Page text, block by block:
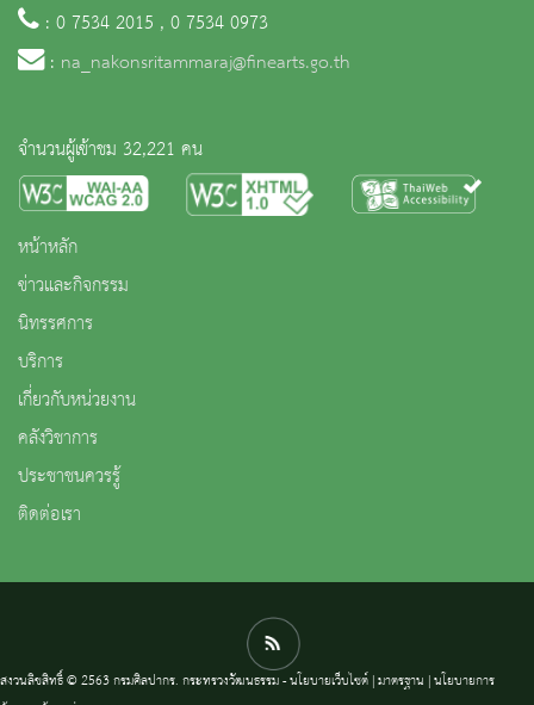
: 0 7534 2015 , 0 7534 0973
: na_nakonsritammaraj@finearts.go.th
จำนวนผู้เข้าชม 32,221 คน
หน้าหลัก
ข่าวและกิจกรรม
นิทรรศการ
บริการ
เกี่ยวกับหน่วยงาน
คลังวิชาการ
ประชาชนควรรู้
ติดต่อเรา
สงวนลิขสิทธิ์ © 2563 กรมศิลปากร. กระทรวงวัฒนธรรม -นโยบายเว็บไซต์|มาตรฐาน |นโยบายการ